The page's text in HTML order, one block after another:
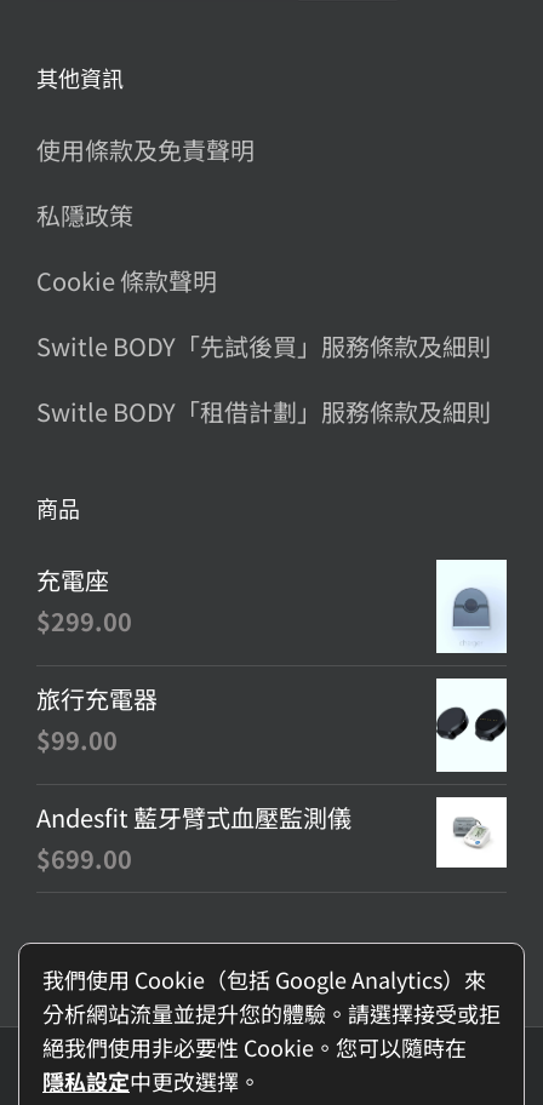
其他資訊
使用條款及免責聲明
私隱政策
Cookie 條款聲明
Switle BODY「先試後買」服務條款及細則
Switle BODY「租借計劃」服務條款及細則
商品
充電座
$299.00
旅行充電器
$99.00
Andesfit 藍牙臂式血壓監測儀
$699.00
© Copyright2026 - BNET-TECH Company Limited | All Rights
Reserved
我們使用 Cookie（包括 Google Analytics）來
分析網站流量並提升您的體驗。請選擇接受或拒
絕我們使用非必要性 Cookie。您可以隨時在
隱私設定中更改選擇。